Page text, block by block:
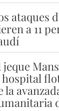
ataques
a 11
jeque
hospital
la